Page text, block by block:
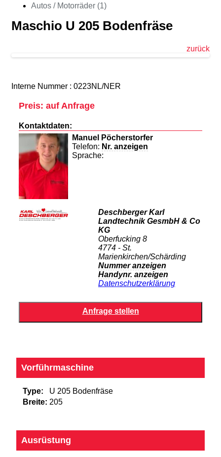
Autos / Motorräder (1)
Maschio U 205 Bodenfräse
zurück
Interne Nummer : 0223NL/NER
Preis: auf Anfrage
Kontaktdaten:
Manuel Pöcherstorfer
Telefon: Nr. anzeigen
Sprache:
Deschberger Karl
Landtechnik GesmbH & Co
KG
Oberfucking 8
4774 - St.
Marienkirchen/Schärding
Nummer anzeigen
Handynr. anzeigen
Datenschutzerklärung
Vorführmaschine
Type:
U 205 Bodenfräse
Breite: 205
Ausrüstung